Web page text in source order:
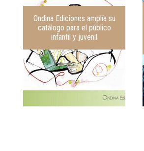
Ondina Ediciones amplía su
catálogo para el público
infantil y juvenil